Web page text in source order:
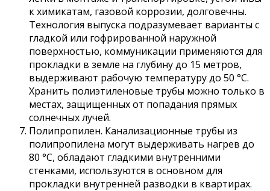
к химикатам, газовой коррозии, долговечны.
Технология выпуска подразумевает варианты с
гладкой или гофрированной наружной
поверхностью, коммуникации применяются для
прокладки в земле на глубину до 15 метров,
выдерживают рабочую температуру до 50 °С.
Хранить полиэтиленовые трубы можно только в
местах, защищенных от попадания прямых
солнечных лучей.
Полипропилен. Канализационные трубы из
полипропилена могут выдерживать нагрев до
80 °С, обладают гладкими внутренними
стенками, используются в основном для
прокладки внутренней разводки в квартирах.